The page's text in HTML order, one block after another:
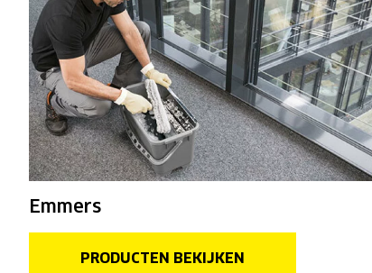
Emmers
PRODUCTEN BEKIJKEN